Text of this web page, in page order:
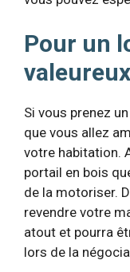
Pour un
Si vous prenez
que vous allez
votre habitation.
portail en bois
de la motoriser.
revendre votre
atout et pourra
lors de la